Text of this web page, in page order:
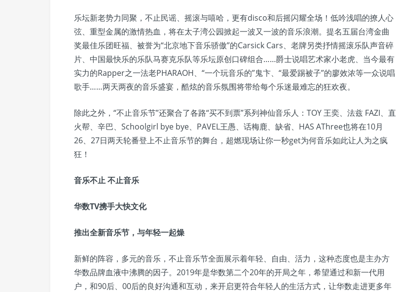
乐坛新老势力同聚，不止民谣、摇滚与嘻哈，更有disco和后摇闪耀全场！低吟浅唱的撩人心
弦、重型金属的激情热血，将在太子湾公园掀起一波又一波的音乐浪潮。提名五届台湾金曲
奖最佳乐团旺福、被誉为“北京地下音乐骄傲”的Carsick Cars、老牌另类抒情摇滚乐队声音碎
片、中国最快乐的乐队马赛克乐队等乐坛原创口碑组合……爵士说唱艺术家小老虎、当今最有
实力的Rapper之一法老PHARAOH、“一个玩音乐的”鬼卞、“最爱踢被子”的廖效浓等一众说唱
歌手……两天两夜的音乐盛宴，酷炫的音乐氛围将带给每个乐迷最难忘的狂欢夜。
除此之外，“不止音乐节”还聚合了各路“买不到票”系列神仙音乐人：TOY 王奕、法兹 FAZI、直
火帮、辛巴、Schoolgirl bye bye、PAVEL王愚、话梅鹿、缺省、HAS AThree也将在10月
26、27日两天轮番登上不止音乐节的舞台，超燃现场让你一秒get为何音乐如此让人为之疯
狂！
音乐不止 不止音乐
华数TV携手大快文化
推出全新音乐节，与年轻一起燥
新鲜的阵容，多元的音乐，不止音乐节全面展示着年轻、自由、活力，这种态度也是主办方
华数品牌血液中沸腾的因子。2019年是华数第二个20年的开局之年，希望通过和新一代用
户，和90后、00后的良好沟通和互动，来开启更符合年轻人的生活方式，让华数走进更多年